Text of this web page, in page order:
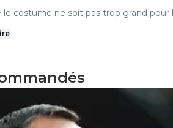
le costume ne soit pas trop grand pour